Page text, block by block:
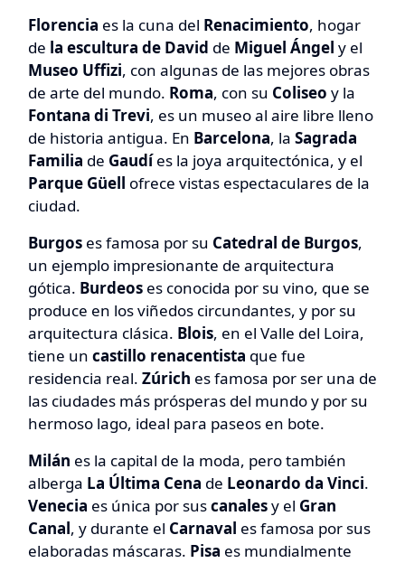
Florencia es la cuna del Renacimiento, hogar
de la escultura de David de Miguel Ángel y el
Museo Uffizi, con algunas de las mejores obras
de arte del mundo. Roma, con su Coliseo y la
Fontana di Trevi, es un museo al aire libre lleno
de historia antigua. En Barcelona, la Sagrada
Familia de Gaudíes la joya arquitectónica, y el
Parque Güell ofrece vistas espectaculares de la
ciudad.
Burgos es famosa por su Catedral de Burgos,
un ejemplo impresionante de arquitectura
gótica. Burdeos es conocida por su vino, que se
produce en los viñedos circundantes, y por su
arquitectura clásica. Blois, en el Valle del Loira,
tiene un castillo renacentista que fue
residencia real. Zúrich es famosa por ser una de
las ciudades más prósperas del mundo y por su
hermoso lago, ideal para paseos en bote.
Milán es la capital de la moda, pero también
alberga La Última Cena de Leonardo da Vinci.
Venecia es única por suscanalesy el Gran
Canal, y durante el Carnaval es famosa por sus
elaboradas máscaras. Pisa es mundialmente